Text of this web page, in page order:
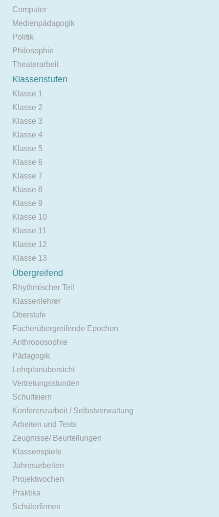
Computer
Medienpädagogik
Politik
Philosophie
Theaterarbeit
Klassenstufen
Klasse 1
Klasse 2
Klasse 3
Klasse 4
Klasse 5
Klasse 6
Klasse 7
Klasse 8
Klasse 9
Klasse 10
Klasse 11
Klasse 12
Klasse 13
Übergreifend
Rhythmischer Teil
Klassenlehrer
Oberstufe
Fächerübergreifende Epochen
Anthroposophie
Pädagogik
Lehrplanübersicht
Vertretungsstunden
Schulfeiern
Konferenzarbeit / Selbstverwaltung
Arbeiten und Tests
Zeugnisse/ Beurteilungen
Klassenspiele
Jahresarbeiten
Projektwochen
Praktika
Schülerfirmen